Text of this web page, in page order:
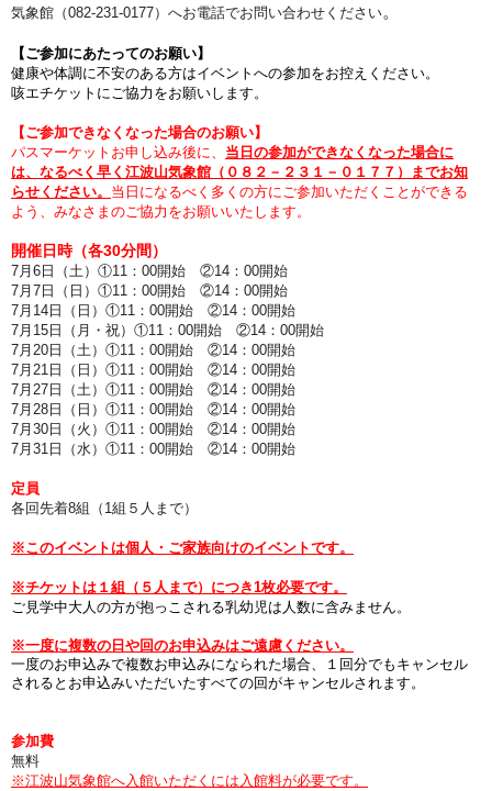
気象館（082-231-0177）へお電話でお問い合わせください。
【ご参加にあたってのお願い】
健康や体調に不安のある方はイベントへの参加をお控えください。
咳エチケットにご協力をお願いします。
【ご参加できなくなった場合のお願い】
パスマーケットお申し込み後に、 当日の参加ができなくなった場合に
は、なるべく早く江波山気象館（０８２－２３１－０１７７）までお知
らせください。 当日になるべく多くの方にご参加いただくことができる
よう、みなさまのご協力をお願いいたします。
開催日時（各30分間）
7月6 日（土）①11：00開始 ②14：00開始
7月7 日（日 ）①11：00開始 ②14：00開始
7月14日（日） ①11：00開始 ②14：00開始
7月15日（月・祝） ①11：00開始 ②14：00開始
7月20日（土） ①11：00開始 ②14：00開始
7月21日（日 ） ①11：00開始 ②14：00開始
7月27日（土） ①11：00開始 ②14：00開始
7月28日（日） ①11：00開始 ②14：00開始
7月30日（火）①11 ：00開始 ②14：00開始
7月31日（水）①11 ：00開始 ②14：00開始
定員
各回先着8組（1組５人まで）
※このイベントは個人・ご家族向けのイベントです。
※チケットは１組（５人まで）につき1枚必要です。
ご見学中大人の方が抱っこされる乳幼児は人数に含みません。
※一度に複数の日や回のお申込みはご遠慮ください。
一度のお申込みで複数お申込みになられた場合、１回分でもキャンセル
されるとお申込みいただいたすべての回がキャンセルされます。
参加費
無料
※江波山気象館へ入館いただくには入館料が必要です。